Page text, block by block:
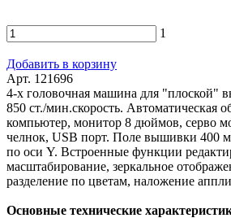
1
Добавить в корзину
Арт. 121696
4-х головочная машина для "плоской"
850 ст./мин.скорость. Автоматическая
компьютер, монитор 8 дюймов, серво
челнок, USB порт. Поле вышивки 400
по оси Y. Встроенные функции
масштабирование, зеркальное
разделение по цветам, наложение
Основные технические